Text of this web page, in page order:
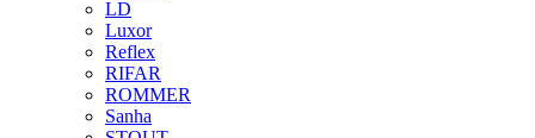
LD
Luxor
Reflex
RIFAR
ROMMER
Sanha